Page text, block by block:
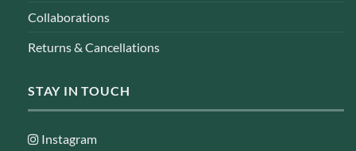
Collaborations
Returns & Cancellations
STAY IN TOUCH
Instagram